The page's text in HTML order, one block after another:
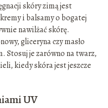
skóry zimą jest
i balsamy o bogatej
nawilżać skórę.
gliceryna czy masło
Stosuj je zarówno na twarz,
kiedy skóra jest jeszcze
UV